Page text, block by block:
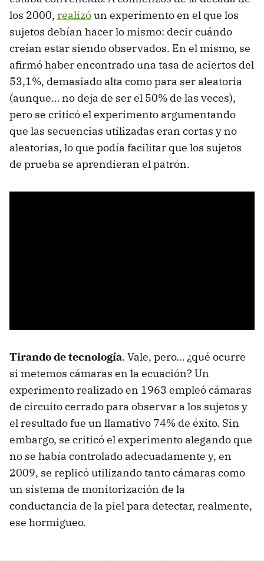
los 2000, realizóun experimento en el que los
sujetos debían hacer lo mismo: decir cuándo
creían estar siendo observados. En el mismo, se
afirmó haber encontrado una tasa de aciertos del
53,1%, demasiado alta como para ser aleatoria
(aunque… no deja de ser el 50% de las veces),
pero se criticó el experimento argumentando
que las secuencias utilizadas eran cortas y no
aleatorias, lo que podía facilitar que los sujetos
de prueba se aprendieran el patrón.
Tirando de tecnología. Vale, pero… ¿qué ocurre
si metemos cámaras en la ecuación? Un
experimento realizado en 1963 empleó cámaras
de circuito cerrado para observar a los sujetos y
el resultado fue un llamativo 74% de éxito. Sin
embargo, se criticó el experimento alegando que
no se había controlado adecuadamente y, en
2009, se replicó utilizando tanto cámaras como
un sistema de monitorización de la
conductancia de la piel para detectar, realmente,
ese hormigueo.